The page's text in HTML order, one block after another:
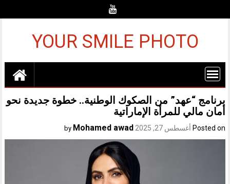
YOUR SMILE PHOTO
برنامج “عهد” من الصكوك الوطنية.. خطوة جديدة نحو
أمان مالي للمرأة الإماراتية
Posted on أغسطس 27, 2025 Mohamed awad